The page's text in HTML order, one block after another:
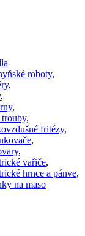
roboty,
,
,
,
,
fritézy,
,
,
vařiče,
hrnce a pánve,
na maso